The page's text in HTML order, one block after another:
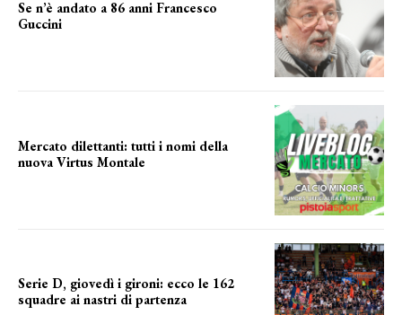
Se n’è andato a 86 anni Francesco
Guccini
Mercato dilettanti: tutti i nomi della
nuova Virtus Montale
Serie D, giovedì i gironi: ecco le 162
squadre ai nastri di partenza